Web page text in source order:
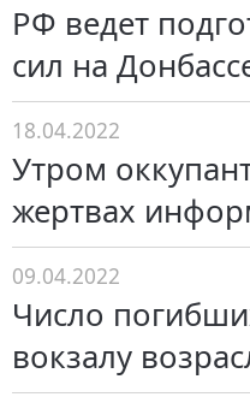
РФ ведет
сил на
18.04.2022
Утром
жертвах
09.04.2022
Число
вокзалу